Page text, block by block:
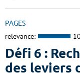
PAGES
relevance:
Défi 6 :
des leviers